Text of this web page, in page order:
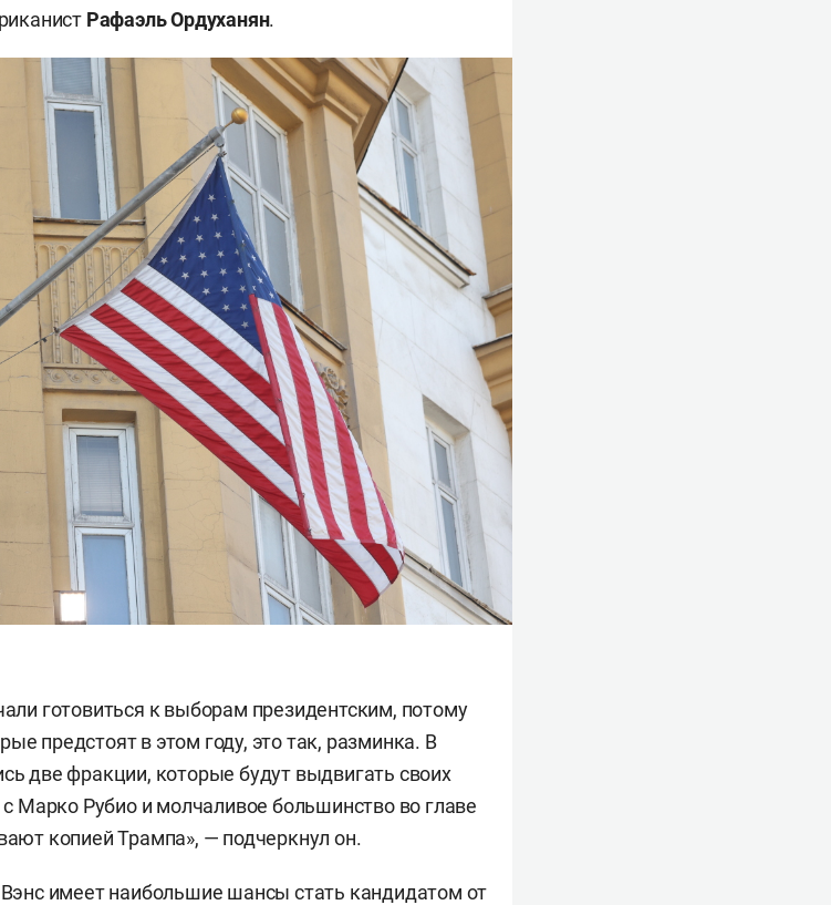
Рафаэль Ордуханян.
готовиться к выборам президентским, потому
предстоят в этом году, это так, разминка. В
две фракции, которые будут выдвигать своих
Марко Рубио и молчаливое большинство во главе
копией Трампа», — подчеркнул он.
имеет наибольшие шансы стать кандидатом от